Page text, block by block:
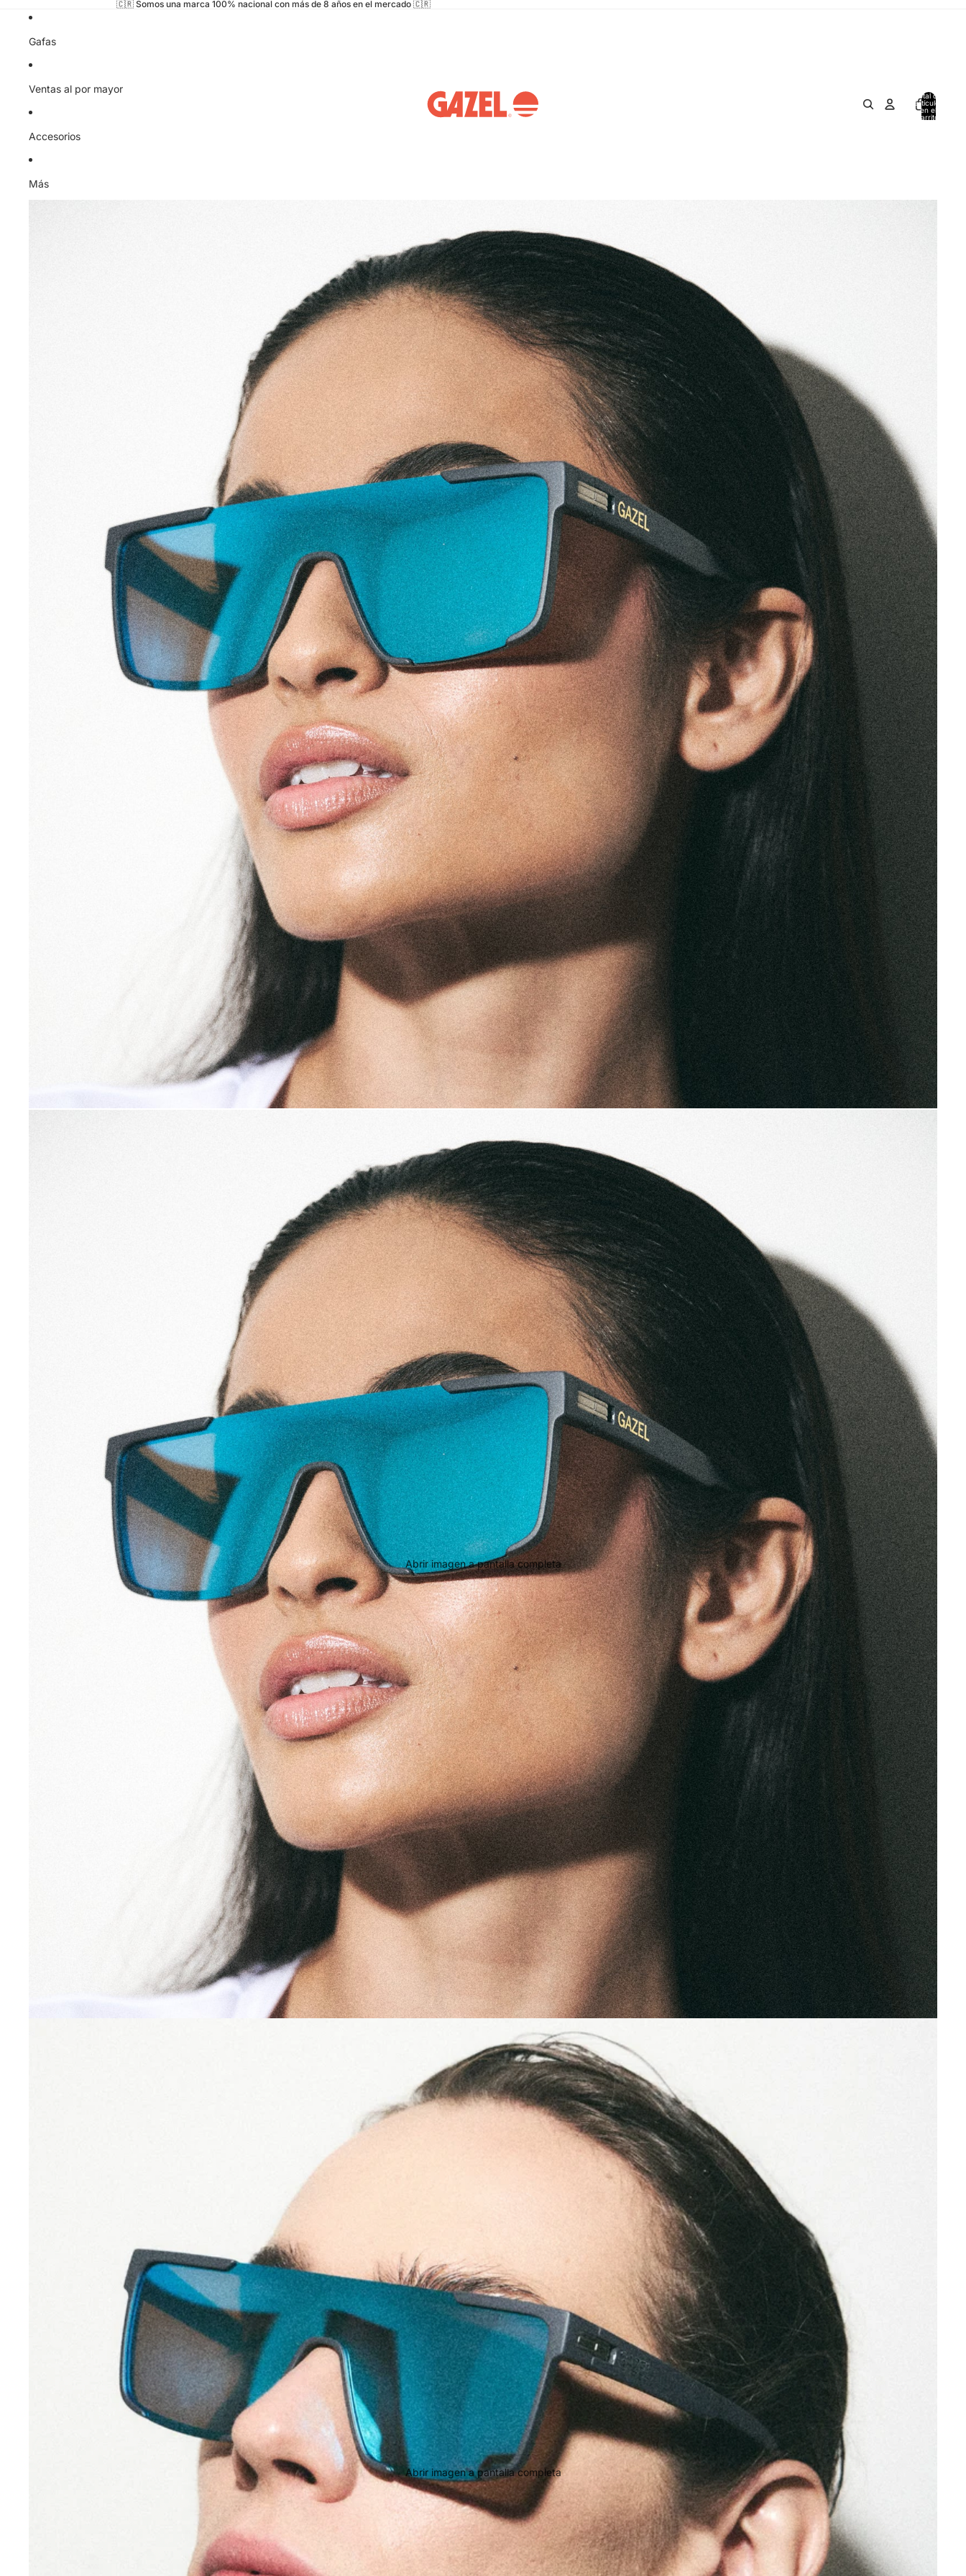
🇨🇷 Somos una marca 100% nacional con más de 8 años en el mercado 🇨🇷
Gafas
Ventas al por mayor
Accesorios
Más
Total de
artículos
en el
carrito:
Abrir imagen a pantalla completa
Abrir imagen a pantalla completa